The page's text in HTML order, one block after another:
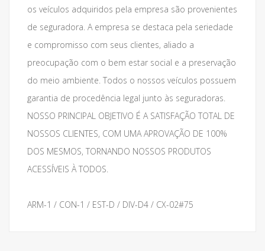
os veículos adquiridos pela empresa são provenientes
de seguradora. A empresa se destaca pela seriedade
e compromisso com seus clientes, aliado a
preocupação com o bem estar social e a preservação
do meio ambiente. Todos o nossos veículos possuem
garantia de procedência legal junto às seguradoras.
NOSSO PRINCIPAL OBJETIVO É A SATISFAÇÃO TOTAL DE
NOSSOS CLIENTES, COM UMA APROVAÇÃO DE 100%
DOS MESMOS, TORNANDO NOSSOS PRODUTOS
ACESSÍVEIS À TODOS.
ARM-1 / CON-1 / EST-D / DIV-D4 / CX-02#75